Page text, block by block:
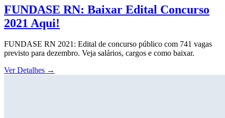
FUNDASE RN: Baixar Edital Concurso
2021 Aqui!
FUNDASE RN 2021: Edital de concurso público com 741 vagas
previsto para dezembro. Veja salários, cargos e como baixar.
Ver Detalhes →